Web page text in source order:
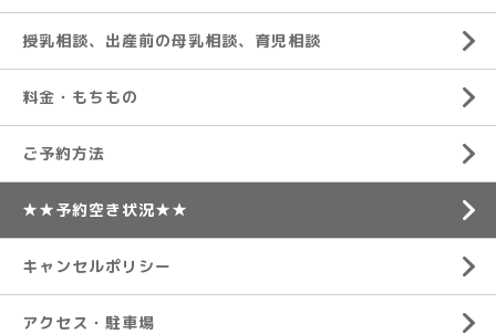
授乳相談、出産前の母乳相談、育児相談
料金・もちもの
ご予約方法
★★予約空き状況★★
キャンセルポリシー
アクセス・駐車場